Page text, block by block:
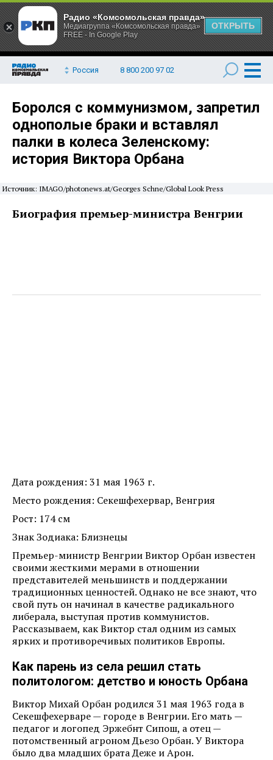
Россия 8 800 200 97 02
Боролся с коммунизмом, запретил
однополые браки и вставлял
палки в колеса Зеленскому:
история Виктора Орбана
Источник: IMAGO/photonews.at/Georges Schne/Global Look Press
Биография премьер-министра Венгрии
Дата рождения: 31 мая 1963 г.
Место рождения: Секешфехервар, Венгрия
Рост: 174 см
Знак Зодиака: Близнецы
Премьер-министр Венгрии Виктор Орбан известен
своими жесткими мерами в отношении
представителей меньшинств и поддержании
традиционных ценностей. Однако не все знают, что
свой путь он начинал в качестве радикального
либерала, выступая против коммунистов.
Рассказываем, как Виктор стал одним из самых
ярких и противоречивых политиков Европы.
Как парень из села решил стать
политологом: детство и юность Орбана
Виктор Михай Орбан родился 31 мая 1963 года в
Секешфехерваре — городе в Венгрии. Его мать —
педагог и логопед Эржебнт Сипош, а отец —
потомственный агроном Дьезо Орбан. У Виктора
было два младших брата Деже и Арон.
Радио «Комсомольская правда»
Медиагруппа «Комсомольская правда»
FREE - In Google Play
ОТКРЫТЬ